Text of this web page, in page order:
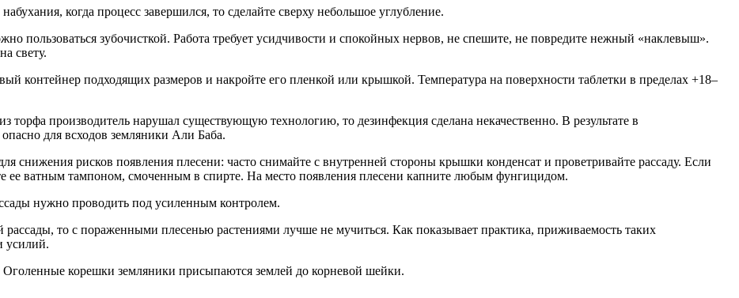
когда процесс завершился, то сделайте сверху небольшое углубление.
пользоваться зубочисткой. Работа требует усидчивости и спокойных нервов, не спешите, не повредите нежный «наклевыш».
свету.
контейнер подходящих размеров и накройте его пленкой или крышкой. Температура на поверхности таблетки в пределах +18–
торфа производитель нарушал существующую технологию, то дезинфекция сделана некачественно. В результате в
для всходов земляники Али Баба.
снижения рисков появления плесени: часто снимайте с внутренней стороны крышки конденсат и проветривайте рассаду. Если
ее ватным тампоном, смоченным в спирте. На место появления плесени капните любым фунгицидом.
нужно проводить под усиленным контролем.
рассады, то с пораженными плесенью растениями лучше не мучиться. Как показывает практика, приживаемость таких
усилий.
Оголенные корешки земляники присыпаются землей до корневой шейки.